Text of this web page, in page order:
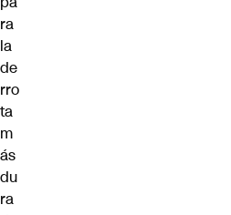
ra
la
de
rro
ta
m
ás
du
ra